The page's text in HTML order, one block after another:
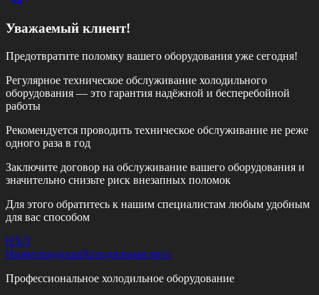
Уважаемый клиент!
Предотвратите поломку вашего оборудования уже сегодня!
Регулярное техническое обслуживание холодильного
оборудования — это гарантия надёжной и бесперебойной
работы
Рекомендуется проводить техническое обслуживание не реже
одного раза в год
Заключите договор на обслуживание вашего оборудования и
значительно снизьте риск внезапных поломок
Для этого обратитесь к нашим специалистам любым удобным
для вас способом
НХЛ
НижегородскаяХолодильная лига
Профессиональное холодильное оборудование